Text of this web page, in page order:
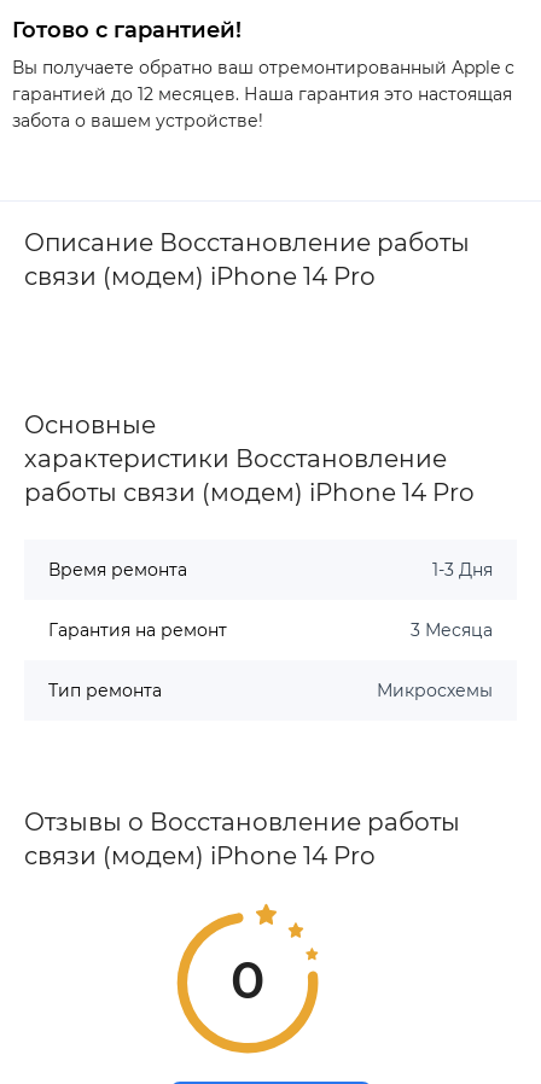
Готово с гарантией!
Вы получаете обратно ваш отремонтированный Apple с
гарантией до 12 месяцев. Наша гарантия это настоящая
забота о вашем устройстве!
Описание Восстановление работы
связи (модем) iPhone 14 Pro
Основные
характеристики Восстановление
работы связи (модем) iPhone 14 Pro
Время ремонта 1-3 Дня
Гарантия на ремонт 3 Месяца
Тип ремонта Микросхемы
Отзывы о Восстановление работы
связи (модем) iPhone 14 Pro
0